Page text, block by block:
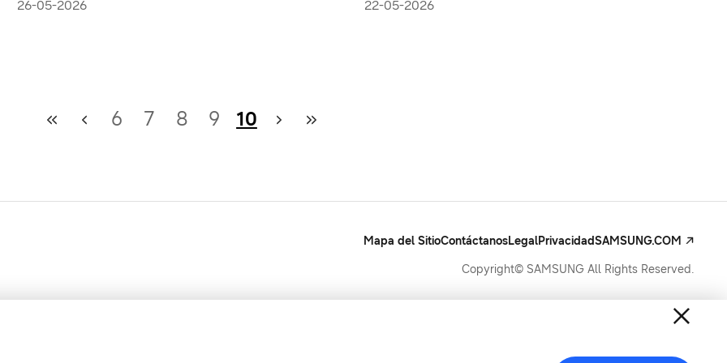
fanáticos en casa
26-05-2026 22-05-2026
6 7 8 9 10
Mapa del SitioContáctanosLegalPrivacidadSAMSUNG.COM
Copyright© SAMSUNG All Rights Reserved.